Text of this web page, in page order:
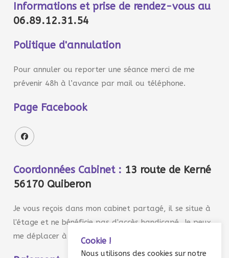
Informations et prise de rendez-vous au
06.89.12.31.54
Politique d'annulation
Pour annuler ou reporter une séance merci de me
prévenir 48h à l’avance par mail ou téléphone.
Page Facebook
Coordonnées Cabinet : 13 route de Kerné
56170 Quiberon
Je vous reçois dans mon cabinet partagé, il se situe à
l'étage et ne bénéficie pas d'accès handicapé. Je peux
me déplacer à domicile sur demande.
Cookie !
Nous utilisons des cookies sur notre